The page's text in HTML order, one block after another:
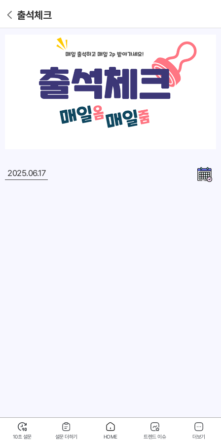
출석체크
2025.06.17
10초 설문 설문 더하기 HOME 트렌드 이슈 더보기